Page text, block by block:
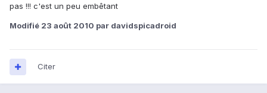
pas !!! c'est un peu embêtant
Modifié 23 août 2010 par davidspicadroid
Citer